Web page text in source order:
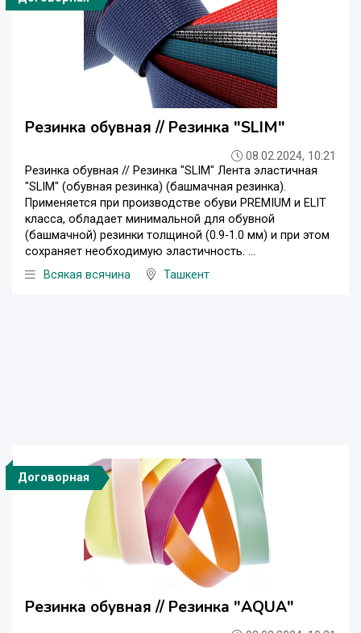
Резинка обувная // Резинка "SLIM"
08.02.2024, 10:21
Резинка обувная // Резинка "SLIM" Лента эластичная
"SLIM" (обувная резинка) (башмачная резинка).
Применяется при производстве обуви PREMIUM и ELIT
класса, обладает минимальной для обувной
(башмачной) резинки толщиной (0.9-1.0 мм) и при этом
сохраняет необходимую эластичность. ...
Всякая всячина
Ташкент
Договорная
Резинка обувная // Резинка "AQUA"